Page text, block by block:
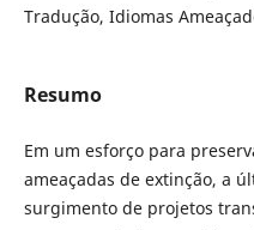
Tradução, Idiomas
Resumo
Em um esforço para
ameaçadas de extinção, a
surgimento de projetos